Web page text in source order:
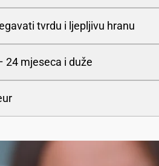
tvrdu i ljepljivu hranu
24 mjeseca i duže